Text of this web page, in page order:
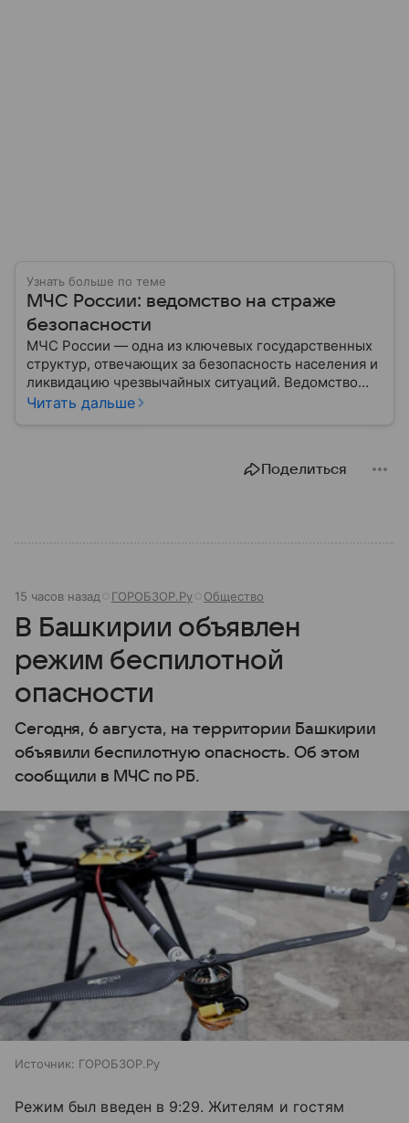
Узнать больше по теме
МЧС России: ведомство на страже
безопасности
МЧС России — одна из ключевых государственных
структур, отвечающих за безопасность населения и
ликвидацию чрезвычайных ситуаций. Ведомство
играет важную роль в защите граждан от
задачи выполняет и какую роль играет в
Читать дальше
Поделиться
15 часов назад ГОРОБЗОР.Ру Общество
В Башкирии объявлен
режим беспилотной
опасности
Сегодня, 6 августа, на территории Башкирии
объявили беспилотную опасность. Об этом
сообщили в МЧС по РБ.
Источник: ГОРОБЗОР.Ру
Режим был введен в 9:29. Жителям и гостям